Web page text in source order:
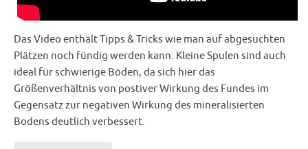
Das Video enthält Tipps & Tricks wie man auf abgesuchten
Plätzen noch fündig werden kann. Kleine Spulen sind auch
ideal für schwierige Böden, da sich hier das
Größenverhältnis von postiver Wirkung des Fundes im
Gegensatz zur negativen Wirkung des mineralisierten
Bodens deutlich verbessert.